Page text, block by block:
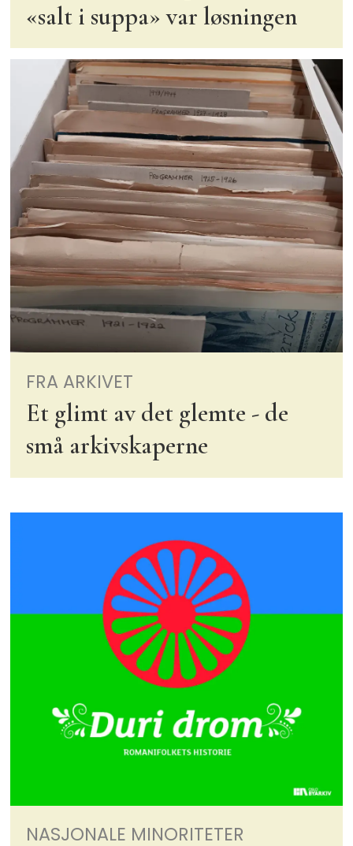
«salt i suppa» var løsningen
FRA ARKIVET
Et glimt av det glemte - de
små arkivskaperne
NASJONALE MINORITETER